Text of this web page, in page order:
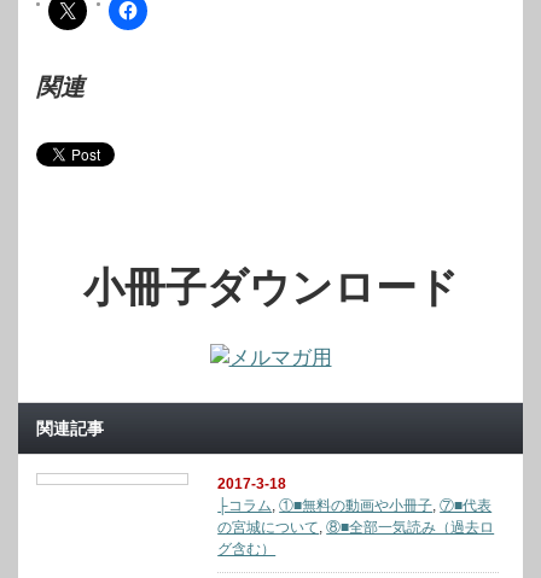
関連
小冊子ダウンロード
関連記事
2017-3-18
├コラム ,①■無料の動画や小冊子 ,⑦■代表
の宮城について ,⑧■全部一気読み（過去ロ
グ含む）